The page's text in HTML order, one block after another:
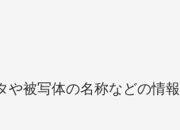
や被写体の名称などの情報